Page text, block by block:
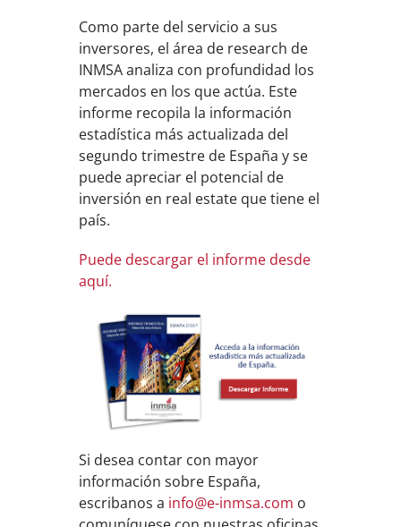
Como parte del servicio a sus
inversores, el área de research de
INMSA analiza con profundidad los
mercados en los que actúa. Este
informe recopila la información
estadística más actualizada del
segundo trimestre de España y se
puede apreciar el potencial de
inversión en real estate que tiene el
país.
Puede descargar el informe desde
aquí.
Si desea contar con mayor
información sobre España,
escribanos a info@e-inmsa.com o